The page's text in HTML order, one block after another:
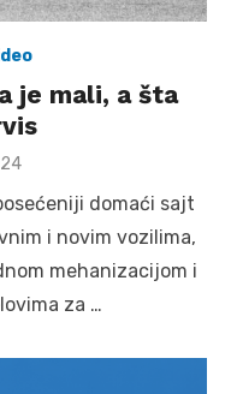
je mali, a šta
domaći sajt
i novim vozilima,
mehanizacijom i
za …